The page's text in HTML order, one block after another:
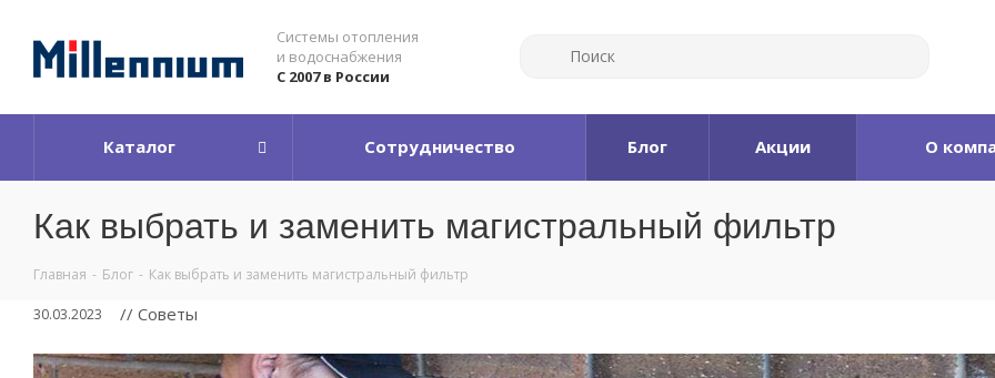
Системы отопления
и водоснабжения
С 2007 в России
Каталог Сотрудничество Блог Акции О
Как выбрать и заменить магистральный фильтр
Главная - Блог - Как выбрать и заменить магистральный фильтр
30.03.2023 // Советы